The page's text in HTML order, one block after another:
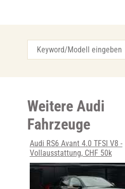
Weitere Audi
Fahrzeuge
Audi RS6 Avant 4.0 TFSI V8 -
Vollausstattung, CHF 50k